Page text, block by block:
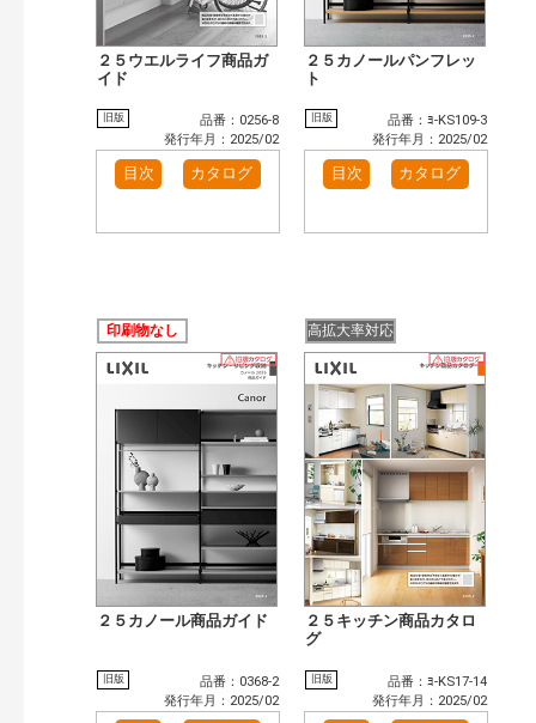
２５ウエルライフ商品ガ
イド
旧版
品番：0256-8
発行年月：2025/02
目次 カタログ
２５カノールパンフレッ
ト
旧版
品番：ﾖ-KS109-3
発行年月：2025/02
目次 カタログ
印刷物なし
２５カノール商品ガイド
旧版
品番：0368-2
発行年月：2025/02
高拡大率対応
２５キッチン商品カタロ
グ
旧版
品番：ﾖ-KS17-14
発行年月：2025/02